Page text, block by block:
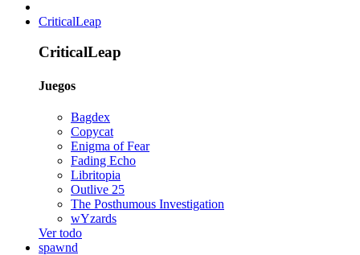
CriticalLeap
CriticalLeap
Juegos
Bagdex
Copycat
Enigma of Fear
Fading Echo
Libritopia
Outlive 25
The Posthumous Investigation
wYzards
Ver todo
spawnd